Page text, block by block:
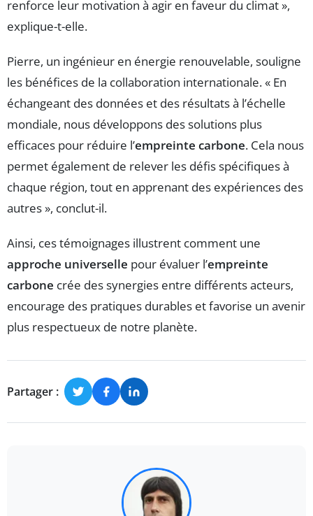
renforce leur motivation à agir en faveur du climat »,
explique-t-elle.
Pierre, un ingénieur en énergie renouvelable, souligne
les bénéfices de la collaboration internationale. « En
échangeant des données et des résultats à l’échelle
mondiale, nous développons des solutions plus
efficaces pour réduire l’empreinte carbone. Cela nous
permet également de relever les défis spécifiques à
chaque région, tout en apprenant des expériences des
autres », conclut-il.
Ainsi, ces témoignages illustrent comment une
approche universelle pour évaluer l’empreinte
carbone crée des synergies entre différents acteurs,
encourage des pratiques durables et favorise un avenir
plus respectueux de notre planète.
Partager :